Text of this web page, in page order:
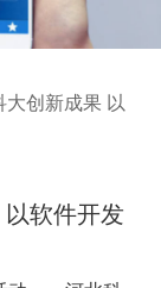
大创新成果 以
软件开发